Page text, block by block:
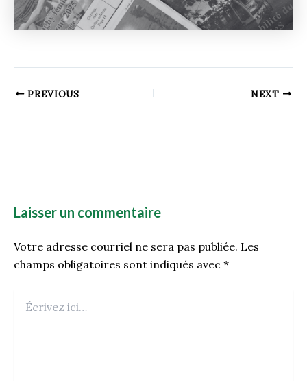
PREVIOUS NEXT
Laisser un commentaire
Votre adresse courriel ne sera pas publiée. Les
champs obligatoires sont indiqués avec *
ici…